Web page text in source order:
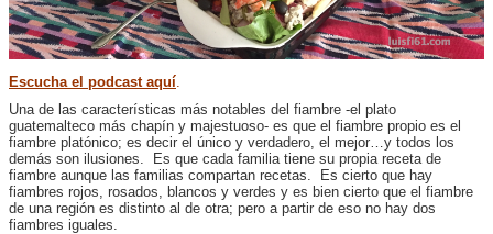
Escucha el podcast aquí.
Una de las características más notables del fiambre -el plato
guatemalteco más chapín y majestuoso- es que el fiambre propio es el
fiambre platónico; es decir el único y verdadero, el mejor…y todos los
demás son ilusiones. Es que cada familia tiene su propia receta de
fiambre aunque las familias compartan recetas. Es cierto que hay
fiambres rojos, rosados, blancos y verdes y es bien cierto que el fiambre
de una región es distinto al de otra; pero a partir de eso no hay dos
fiambres iguales.